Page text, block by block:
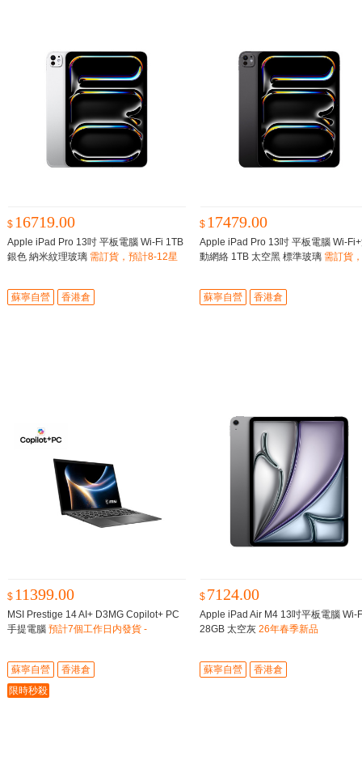
$ 16719.00
Apple iPad Pro 13吋 平板電腦 Wi-Fi 1TB
銀色 納米紋理玻璃 需訂貨，預計8-12星
蘇寧自營 香港倉
$ 17479.00
Apple iPad Pro 13吋 平板電腦 Wi-
動網絡 1TB 太空黑 標準玻璃 需訂貨
蘇寧自營 香港倉
$ 11399.00
MSI Prestige 14 AI+ D3MG Copilot+ PC
手提電腦 預計7個工作日内發貨 -
蘇寧自營
香港倉
限時秒殺
$ 7124.00
Apple iPad Air M4 13吋平板電腦
28GB 太空灰 26年春季新品
蘇寧自營 香港倉